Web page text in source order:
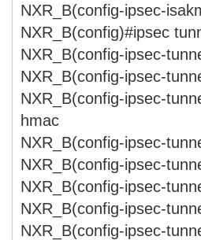
NXR_B(config-ipsec-
NXR_B(config)#ipsec
NXR_B(config-ipsec-
NXR_B(config-ipsec-
NXR_B(config-ipsec-
hmac
NXR_B(config-ipsec-
NXR_B(config-ipsec-
NXR_B(config-ipsec-
NXR_B(config-ipsec-
NXR_B(config-ipsec-